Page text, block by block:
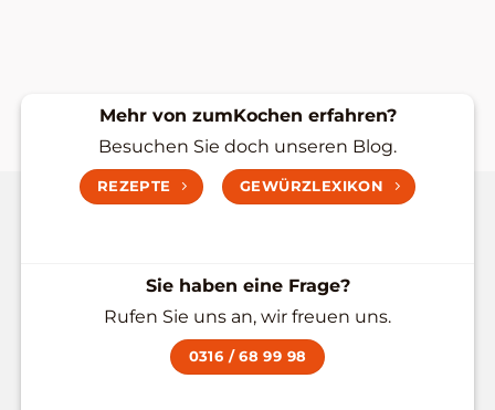
Mehr von zumKochen erfahren?
Besuchen Sie doch unseren Blog.
REZEPTE GEWÜRZLEXIKON
Sie haben eine Frage?
Rufen Sie uns an, wir freuen uns.
0316 / 68 99 98